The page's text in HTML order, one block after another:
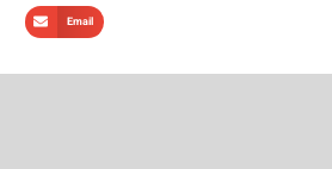
Email